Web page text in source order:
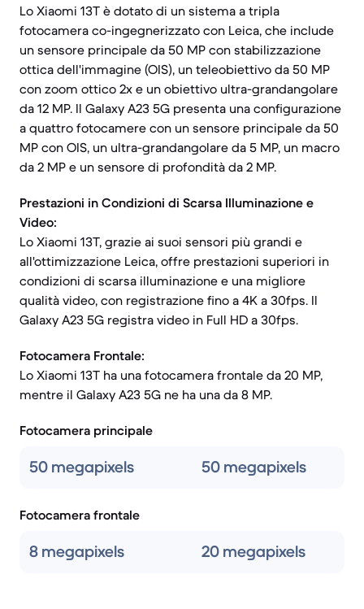
Lo Xiaomi 13T è dotato di un sistema a tripla
fotocamera co-ingegnerizzato con Leica, che include
un sensore principale da 50 MP con stabilizzazione
ottica dell'immagine (OIS), un teleobiettivo da 50 MP
con zoom ottico 2x e un obiettivo ultra-grandangolare
da 12 MP. Il Galaxy A23 5G presenta una configurazione
a quattro fotocamere con un sensore principale da 50
MP con OIS, un ultra-grandangolare da 5 MP, un macro
da 2 MP e un sensore di profondità da 2 MP.
Prestazioni in Condizioni di Scarsa Illuminazione e
Video:
Lo Xiaomi 13T, grazie ai suoi sensori più grandi e
all'ottimizzazione Leica, offre prestazioni superiori in
condizioni di scarsa illuminazione e una migliore
qualità video, con registrazione fino a 4K a 30fps. Il
Galaxy A23 5G registra video in Full HD a 30fps.
Fotocamera Frontale:
Lo Xiaomi 13T ha una fotocamera frontale da 20 MP,
mentre il Galaxy A23 5G ne ha una da 8 MP.
Fotocamera principale
50 megapixels 50 megapixels
Fotocamera frontale
8 megapixels 20 megapixels